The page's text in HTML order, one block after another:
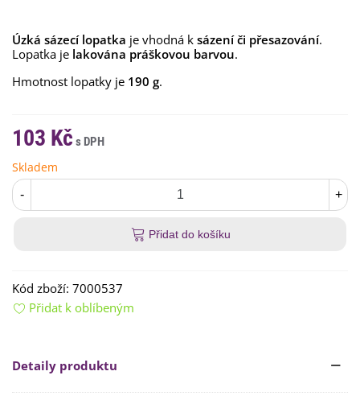
Úzká sázecí lopatka je vhodná k sázení či přesazování.
Lopatka je lakována práškovou barvou.
Hmotnost lopatky je 190 g.
103 Kč
Skladem
- +
Přidat do košíku
Kód zboží: 7000537
Přidat k oblíbeným
Detaily produktu